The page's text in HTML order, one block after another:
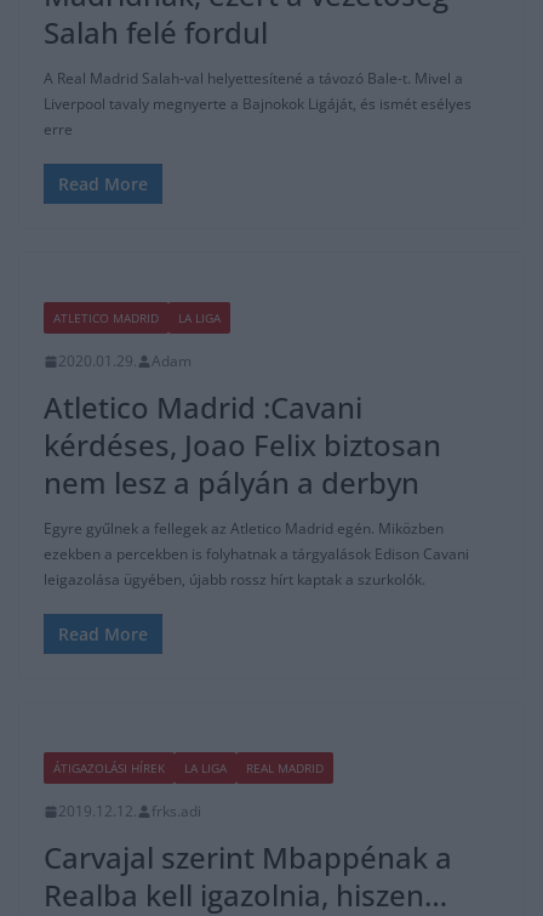
Salah felé fordul
A Real Madrid Salah-val helyettesítené a távozó Bale-t. Mivel a
Liverpool tavaly megnyerte a Bajnokok Ligáját, és ismét esélyes
erre
Read More
ATLETICO MADRID LA LIGA
2020.01.29. Adam
Atletico Madrid :Cavani
kérdéses, Joao Felix biztosan
nem lesz a pályán a derbyn
Egyre gyűlnek a fellegek az Atletico Madrid egén. Miközben
ezekben a percekben is folyhatnak a tárgyalások Edison Cavani
leigazolása ügyében, újabb rossz hírt kaptak a szurkolók.
Read More
ÁTIGAZOLÁSI HÍREK LA LIGA REAL MADRID
2019.12.12. frks.adi
Carvajal szerint Mbappénak a
Realba kell igazolnia, hiszen…